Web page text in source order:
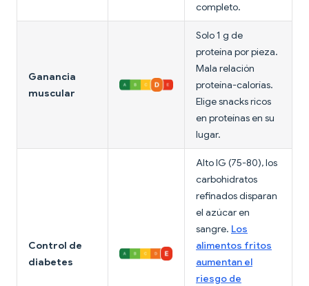
completo.
Ganancia
muscular
Solo 1 g de
proteína por pieza.
Mala relación
proteína-calorías.
Elige snacks ricos
en proteínas en su
lugar.
Control de
diabetes
Alto IG (75-80), los
carbohidratos
refinados disparan
el azúcar en
sangre. Los
alimentos fritos
aumentan el
riesgo de